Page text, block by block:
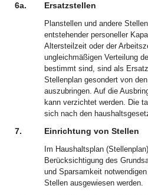
6a. Ersatzstellen
Planstellen und andere
entstehender personeller
Altersteilzeit oder der
ungleichmäßigen Verteilung
bestimmt sind, sind als
Stellenplan gesondert von
auszubringen. Auf die
kann verzichtet werden. Die
sich nach den
7. Einrichtung von Stellen
Im Haushaltsplan
Berücksichtigung des
und Sparsamkeit
Stellen ausgewiesen werden.